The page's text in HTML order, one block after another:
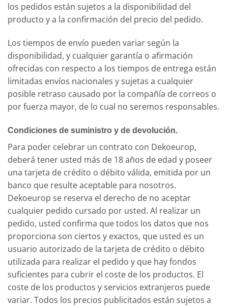
los pedidos están sujetos a la disponibilidad del
producto y a la confirmación del precio del pedido.
Los tiempos de envío pueden variar según la
disponibilidad, y cualquier garantía o afirmación
ofrecidas con respecto a los tiempos de entrega están
limitadas envíos nacionales y sujetas a cualquier
posible retraso causado por la compañía de correos o
por fuerza mayor, de lo cual no seremos responsables.
Condiciones de suministro y de devolución.
Para poder celebrar un contrato con Dekoeurop,
deberá tener usted más de 18 años de edad y poseer
una tarjeta de crédito o débito válida, emitida por un
banco que resulte aceptable para nosotros.
Dekoeurop se reserva el derecho de no aceptar
cualquier pedido cursado por usted. Al realizar un
pedido, usted confirma que todos los datos que nos
proporciona son ciertos y exactos, que usted es un
usuario autorizado de la tarjeta de crédito o débito
utilizada para realizar el pedido y que hay fondos
suficientes para cubrir el coste de los productos. El
coste de los productos y servicios extranjeros puede
variar. Todos los precios publicitados están sujetos a